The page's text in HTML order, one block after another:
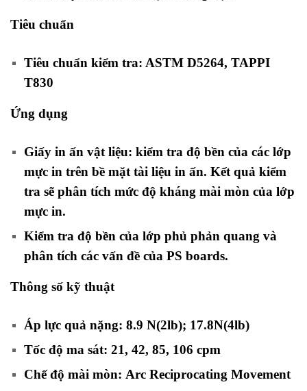
Tiêu chuẩn
Tiêu chuẩn kiểm tra: ASTM D5264, TAPPI
T830
Ứng dụng
Giấy in ấn vật liệu: kiểm tra độ bền của các lớp
mực in trên bề mặt tài liệu in ấn. Kết quả kiểm
tra sẽ phân tích mức độ kháng mài mòn của lớp
mực in.
Kiểm tra độ bền của lớp phủ phản quang và
phân tích các vấn đề của PS boards.
Thông số kỹ thuật
Áp lực quả nặng: 8.9 N(2lb); 17.8N(4lb)
Tốc độ ma sát: 21, 42, 85, 106 cpm
Chế độ mài mòn: Arc Reciprocating Movement